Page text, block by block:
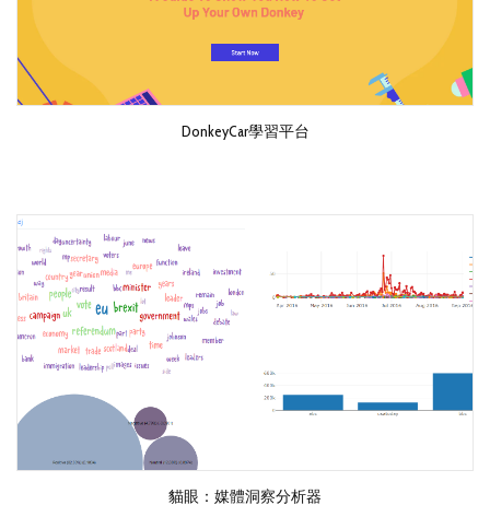
DonkeyCar學習平台
貓眼：媒體洞察分析器